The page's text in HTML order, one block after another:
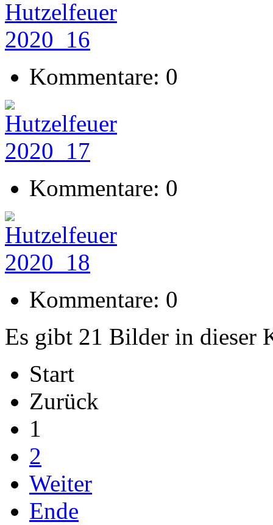
Kommentare: 0
Kommentare: 0
Kommentare: 0
Es gibt 21 Bilder in dieser
Start
Zurück
1
2
Weiter
Ende